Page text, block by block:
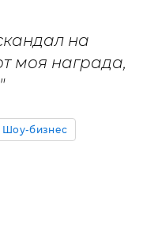
на
моя награда,
Шоу-бизнес